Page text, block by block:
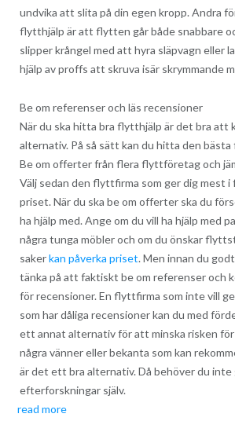
undvika att slita på din egen kropp. Andra
flytthjälp är att flytten går både snabbare
slipper krångel med att hyra släpvagn eller
hjälp av proffs att skruva isär skrymmande
Be om referenser och läs recensioner
När du ska hitta bra flytthjälp är det bra att
alternativ. På så sätt kan du hitta den
Be om offerter från flera flyttföretag och
Välj sedan den flyttfirma som ger dig mest i
priset. När du ska be om offerter ska du
ha hjälp med. Ange om du vill ha hjälp med
några tunga möbler och om du önskar
sakerkan påverka priset. Men innan du
tänka på att faktiskt be om referenser och
för recensioner. En flyttfirma som inte vill
som har dåliga recensioner kan du med
ett annat alternativ för att minska risken för
några vänner eller bekanta som kan
är det ett bra alternativ. Då behöver du inte
efterforskningar själv.
read more